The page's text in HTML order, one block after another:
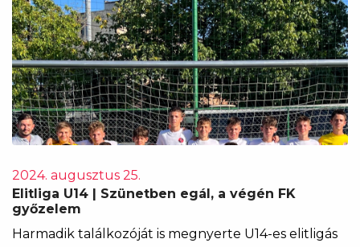
2024. augusztus 25.
Elitliga U14 | Szünetben egál, a végén FK
győzelem
Harmadik találkozóját is megnyerte U14-es elitligás